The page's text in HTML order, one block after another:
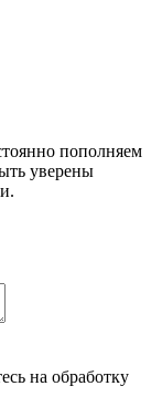
пополняем
уверены
на обработку